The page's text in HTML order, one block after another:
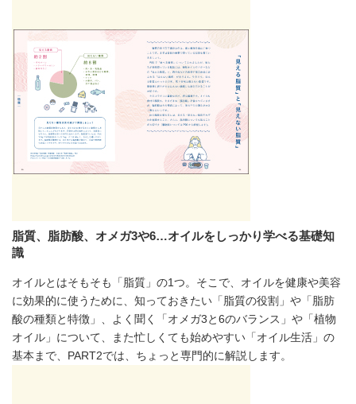
脂質、脂肪酸、オメガ3や6…オイルをしっかり学べる基礎知
識
オイルとはそもそも「脂質」の1つ。そこで、オイルを健康や美容
に効果的に使うために、知っておきたい「脂質の役割」や「脂肪
酸の種類と特徴」、よく聞く「オメガ3と6のバランス」や「植物
オイル」について、また忙しくても始めやすい「オイル生活」の
基本まで、PART2では、ちょっと専門的に解説します。